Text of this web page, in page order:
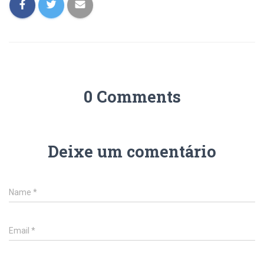
0 Comments
Deixe um comentário
Name *
Email *